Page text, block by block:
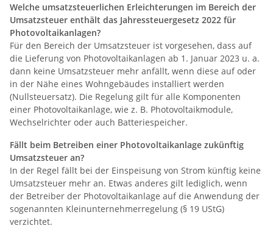
Welche umsatzsteuerlichen Erleichterungen im Bereich der
Umsatzsteuer enthält das Jahressteuergesetz 2022 für
Photovoltaikanlagen?
Für den Bereich der Umsatzsteuer ist vorgesehen, dass auf
die Lieferung von Photovoltaikanlagen ab 1. Januar 2023 u. a.
dann keine Umsatzsteuer mehr anfällt, wenn diese auf oder
in der Nähe eines Wohngebäudes installiert werden
(Nullsteuersatz). Die Regelung gilt für alle Komponenten
einer Photovoltaikanlage, wie z. B. Photovoltaikmodule,
Wechselrichter oder auch Batteriespeicher.
Fällt beim Betreiben einer Photovoltaikanlage zukünftig
Umsatzsteuer an?
In der Regel fällt bei der Einspeisung von Strom künftig keine
Umsatzsteuer mehr an. Etwas anderes gilt lediglich, wenn
der Betreiber der Photovoltaikanlage auf die Anwendung der
sogenannten Kleinunternehmerregelung (§ 19 UStG)
verzichtet.